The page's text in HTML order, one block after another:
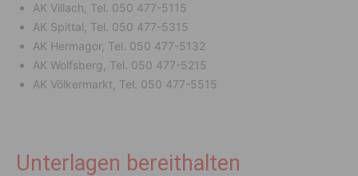
AK Villach, Tel. 050 477-5115
AK Spittal, Tel. 050 477-5315
AK Hermagor, Tel. 050 477-5132
AK Wolfsberg, Tel. 050 477-5215
AK Völkermarkt, Tel. 050 477-5515
Unterlagen bereithalten